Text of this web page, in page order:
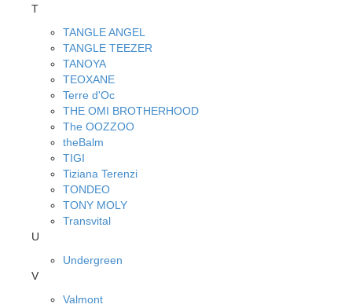
T
TANGLE ANGEL
TANGLE TEEZER
TANOYA
TEOXANE
Terre d'Oc
THE OMI BROTHERHOOD
The OOZZOO
theBalm
TIGI
Tiziana Terenzi
TONDEO
TONY MOLY
Transvital
U
Undergreen
V
Valmont